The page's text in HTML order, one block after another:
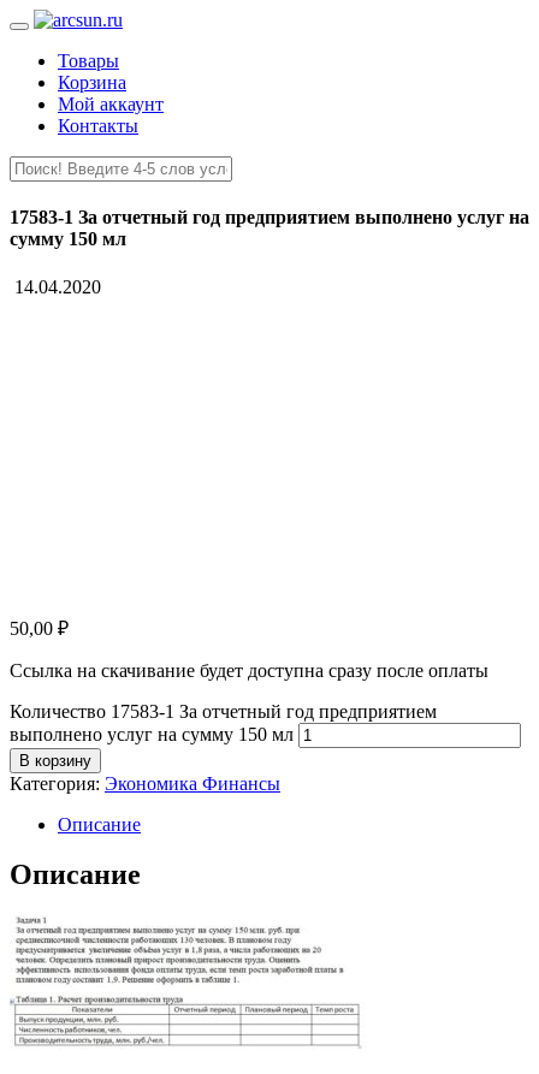
Товары
Корзина
Мой аккаунт
Контакты
17583-1 За отчетный год предприятием выполнено услуг на
сумму 150 мл
14.04.2020
50,00 ₽
Ссылка на скачивание будет доступна сразу после оплаты
Количество 17583-1 За отчетный год предприятием
выполнено услуг на сумму 150 мл
В корзину
Категория: Экономика Финансы
Описание
Описание